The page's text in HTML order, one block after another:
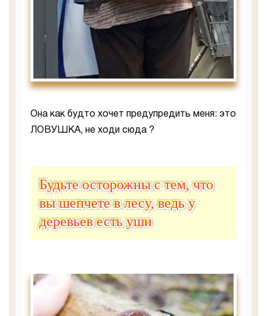
Она как будто хочет предупредить меня: это
ЛОВУШКА, не ходи сюда ?
Будьте осторожны с тем, что
вы шепчете в лесу, ведь у
деревьев есть уши